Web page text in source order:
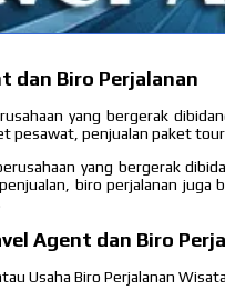
dan Biro Perjalanan
yang bergerak
pesawat, penjualan paket
yang bergerak
biro perjalanan
Agent dan Biro
Usaha Biro Perjalanan